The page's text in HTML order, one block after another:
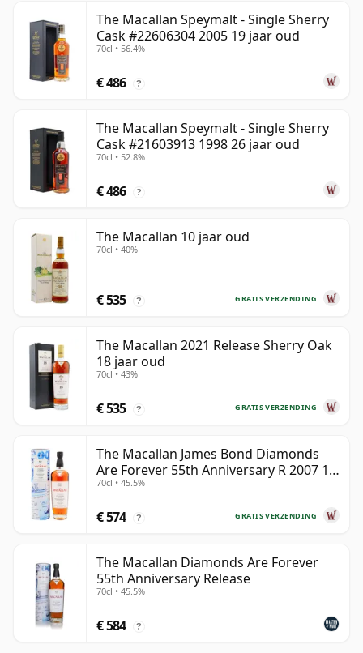
The Macallan Speymalt - Single Sherry
Cask #22606304 2005 19 jaar oud
70cl • 56.4%
€ 486 ?
The Macallan Speymalt - Single Sherry
Cask #21603913 1998 26 jaar oud
70cl • 52.8%
€ 486 ?
The Macallan 10 jaar oud
70cl • 40%
GRATIS VERZENDING
€ 535 ?
The Macallan 2021 Release Sherry Oak
18 jaar oud
70cl • 43%
GRATIS VERZENDING
€ 535 ?
The Macallan James Bond Diamonds
Are Forever 55th Anniversary R 2007 18
jaar oud
70cl • 45.5%
GRATIS VERZENDING
€ 574 ?
The Macallan Diamonds Are Forever
55th Anniversary Release
70cl • 45.5%
€ 584 ?